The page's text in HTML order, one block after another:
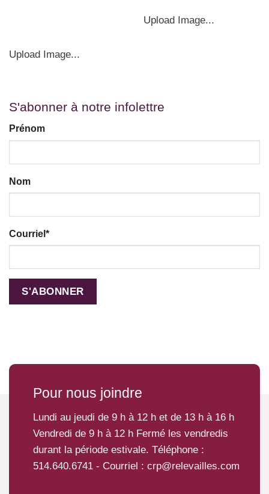
Upload Image...
Upload Image...
S'abonner à notre infolettre
Prénom
Nom
Courriel *
Pour nous joindre
Lundi au jeudi de 9 h à 12 h et de 13 h à 16 h
Vendredi de 9 h à 12 h Fermé les vendredis
durant la période estivale. Téléphone :
514.640.6741 - Courriel : crp@relevailles.com